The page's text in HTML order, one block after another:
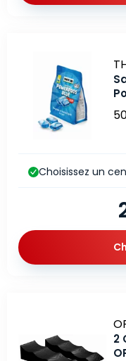
Choisissez un
2